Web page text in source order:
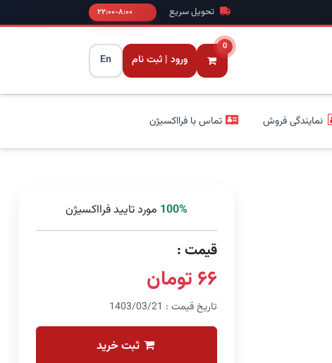
تحویل سریع
0
ورود | ثبت نام En
نمایندگی فروش تماس با فرااکسیژن
100% مورد تایید فرااکسیژن
قیمت :
۶۶ تومان
تاریخ قیمت : 1403/03/21
ثبت خرید